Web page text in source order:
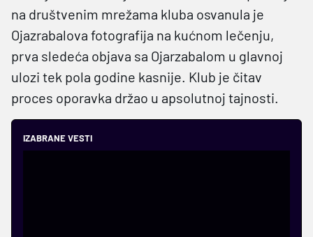
na društvenim mrežama kluba osvanula je
Ojazrabalova fotografija na kućnom lečenju,
prva sledeća objava sa Ojarzabalom u glavnoj
ulozi tek pola godine kasnije. Klub je čitav
proces oporavka držao u apsolutnoj tajnosti.
IZABRANE VESTI